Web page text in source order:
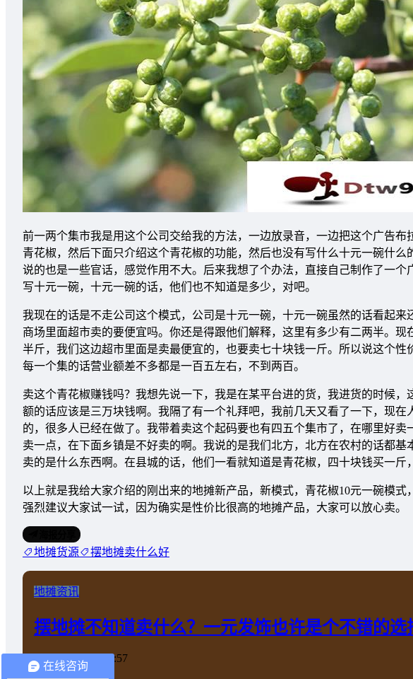
前一两个集市我是用这个公司交给我的方法，一边放录音，一边把这个广告
青花椒，然后下面只介绍这个青花椒的功能，然后也没有写什么十元一碗什
说的也是一些官话，感觉作用不大。后来我想了个办法，直接自己制作了一
写十元一碗，十元一碗的话，他们也不知道是多少，对吧。
我现在的话是不走公司这个模式，公司是十元一碗，十元一碗虽然的话看起
商场里面超市卖的要便宜吗。你还是得跟他们解释，这里有多少有二两半。
半斤，我们这边超市里面是卖最便宜的，也要卖七十块钱一斤。所以说这个
每一个集的话营业额差不多都是一百五左右，不到两百。
卖这个青花椒赚钱吗？我想先说一下，我是在某平台进的货，我进货的时候
额的话应该是三万块钱啊。我隔了有一个礼拜吧，我前几天又看了一下，现
的，很多人已经在做了。我带着卖这个起码要也有四五个集市了，在哪里好
卖一点，在下面乡镇是不好卖的啊。我说的是我们北方，北方在农村的话都
卖的是什么东西啊。在县城的话，他们一看就知道是青花椒，四十块钱买一斤
以上就是我给大家介绍的刚出来的地摊新产品，新模式，青花椒10元一碗模
强烈建议大家试一试，因为确实是性价比很高的地摊产品，大家可以放心卖。
地摊货源 摆地摊卖什么好
地摊资讯
摆地摊不知道卖什么？一元发饰也许是个不错的选
2020-11-23 14:27:57
在线咨询